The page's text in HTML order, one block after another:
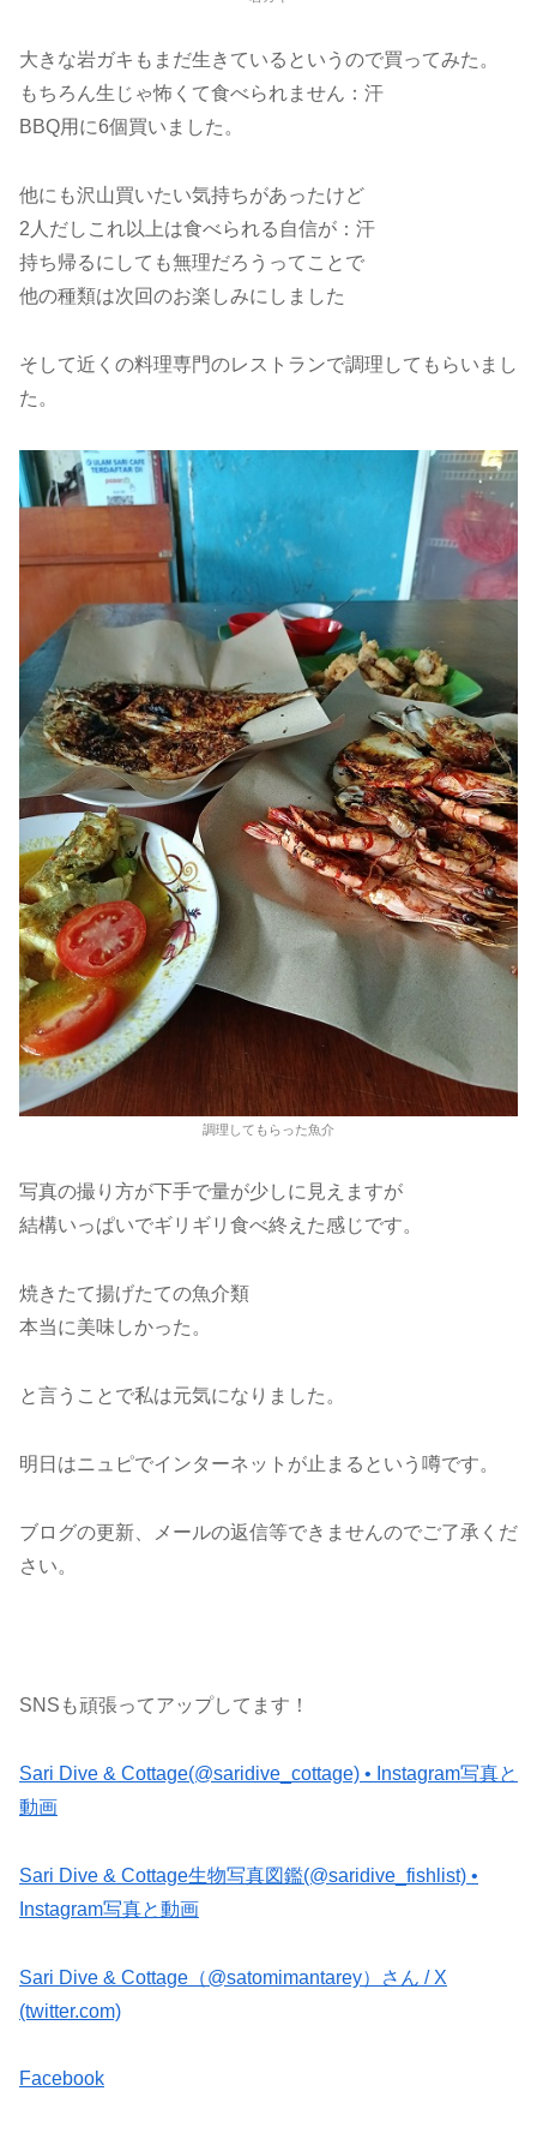
大きな岩ガキもまだ生きているというので買ってみた。
もちろん生じゃ怖くて食べられません：汗
BBQ用に6個買いました。
他にも沢山買いたい気持ちがあったけど
2人だしこれ以上は食べられる自信が：汗
持ち帰るにしても無理だろうってことで
他の種類は次回のお楽しみにしました
そして近くの料理専門のレストランで調理してもらいまし
た。
調理してもらった魚介
写真の撮り方が下手で量が少しに見えますが
結構いっぱいでギリギリ食べ終えた感じです。
焼きたて揚げたての魚介類
本当に美味しかった。
と言うことで私は元気になりました。
明日はニュピでインターネットが止まるという噂です。
ブログの更新、メールの返信等できませんのでご了承くだ
さい。
SNSも頑張ってアップしてます！
Sari Dive & Cottage(@saridive_cottage) • Instagram写真と
動画
Sari Dive & Cottage生物写真図鑑(@saridive_fishlist) •
Instagram写真と動画
Sari Dive & Cottage（@satomimantarey）さん / X
(twitter.com)
Facebook